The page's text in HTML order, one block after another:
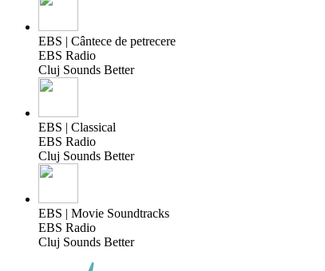
EBS | Cântece de petrecere
EBS Radio
Cluj Sounds Better
EBS | Classical
EBS Radio
Cluj Sounds Better
EBS | Movie Soundtracks
EBS Radio
Cluj Sounds Better